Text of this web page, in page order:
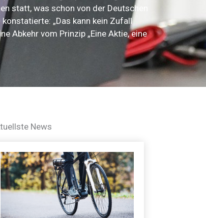
statt, was schon von der Deutschen
„Das kann kein Zufall
Abkehr vom Prinzip „Eine Aktie, eine
News